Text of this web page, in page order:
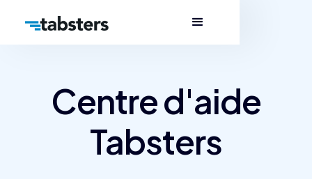
Centre d'aide
Tabsters